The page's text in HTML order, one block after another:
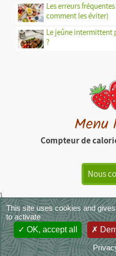
Les erreurs
comment les éviter)
Le jeûne intermittent
?
Menu
Compteur de
Nous
}
MenuNature - Copyright © 2026|
Crédit photos
This site uses cookies and
to activate
OK, accept all